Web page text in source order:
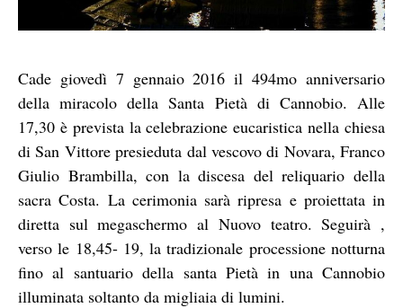
Cade giovedì 7 gennaio 2016 il 494mo anniversario
della miracolo della Santa Pietà di Cannobio. Alle
17,30 è prevista la celebrazione eucaristica nella chiesa
di San Vittore presieduta dal vescovo di Novara, Franco
Giulio Brambilla, con la discesa del reliquario della
sacra Costa. La cerimonia sarà ripresa e proiettata in
diretta sul megaschermo al Nuovo teatro. Seguirà ,
verso le 18,45- 19, la tradizionale processione notturna
fino al santuario della santa Pietà in una Cannobio
illuminata soltanto da migliaia di lumini.